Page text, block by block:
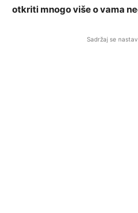
otkriti mnogo više o vama
Sadržaj se